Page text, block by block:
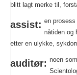
blitt lagt merke til,
assist: en
nåtiden og
etter en ulykke,
auditør: noen